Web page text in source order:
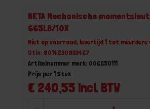
BETA Mechanische
665LB/10X
Niet op voorraad, levertijd 1 tot meerdere
Gtin: 8014230933467
Artikelnummer merk: 006650111
€ 240,55 incl. BTW
Prijs per 1 Stuk